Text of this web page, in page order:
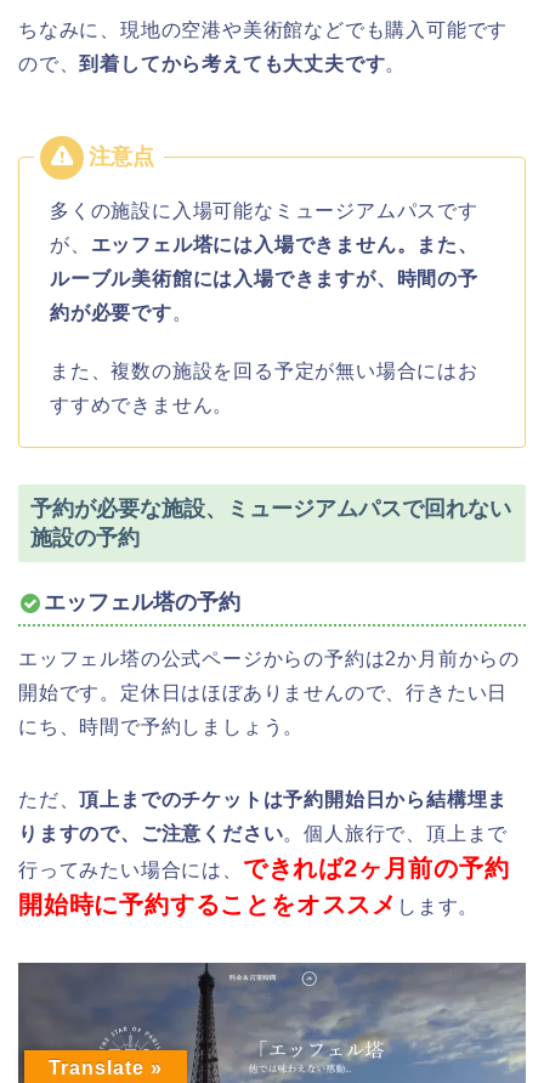
ちなみに、現地の空港や美術館などでも購入可能です
ので、到着してから考えても大丈夫です。
多くの施設に入場可能なミュージアムパスです
が、 エッフェル塔には入場できません。また、
ルーブル美術館には入場できますが、時間の予
約が必要です。
また、複数の施設を回る予定が無い場合にはお
すすめできません。
予約が必要な施設、ミュージアムパスで回れない
施設の予約
エッフェル塔の予約
エッフェル塔の公式ページからの予約は2か月前からの
開始です。定休日はほぼありませんので、行きたい日
にち、時間で予約しましょう。
ただ、頂上までのチケットは予約開始日から結構埋ま
りますので、ご注意ください。個人旅行で、頂上まで
行ってみたい場合には、 できれば2ヶ月前の予約
開始時に予約することをオススメ します。
Translate »